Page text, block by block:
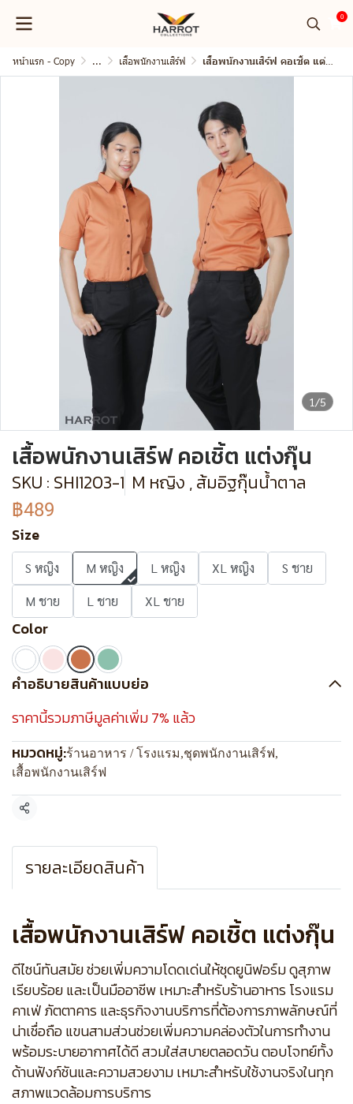
0
หน้าแรก - Copy ... เสื้อพนักงานเสิร์ฟ เสื้อพนักงานเสิร์ฟ คอเชิ้ต แต่งกุ๊น
1/5
เสื้อพนักงานเสิร์ฟ คอเชิ้ต แต่งกุ๊น
SKU : SHI1203-1 M หญิง , ส้มอิฐกุ๊นน้ำตาล
฿489
Size
S หญิง M หญิง L หญิง XL หญิง
S ชาย
M ชาย
L ชาย XL ชาย
Color
คำอธิบายสินค้าแบบย่อ
ราคานี้รวมภาษีมูลค่าเพิ่ม 7% แล้ว
หมวดหมู่:ร้านอาหาร / โรงแรม,ชุดพนักงานเสิร์ฟ,
เสื้อพนักงานเสิร์ฟ
แชร์
รายละเอียดสินค้า
เสื้อพนักงานเสิร์ฟ คอเชิ้ต แต่งกุ๊น
ดีไซน์ทันสมัย ช่วยเพิ่มความโดดเด่นให้ชุดยูนิฟอร์ม ดูสุภาพ
เรียบร้อย และเป็นมืออาชีพ เหมาะสำหรับร้านอาหาร โรงแรม
คาเฟ่ ภัตตาคาร และธุรกิจงานบริการที่ต้องการภาพลักษณ์ที่
น่าเชื่อถือ แขนสามส่วนช่วยเพิ่มความคล่องตัวในการทำงาน
พร้อมระบายอากาศได้ดี สวมใส่สบายตลอดวัน ตอบโจทย์ทั้ง
ด้านฟังก์ชันและความสวยงาม เหมาะสำหรับใช้งานจริงในทุก
สภาพแวดล้อมการบริการ